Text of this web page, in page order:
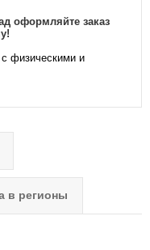
оформляйте заказ
физическими и
в регионы